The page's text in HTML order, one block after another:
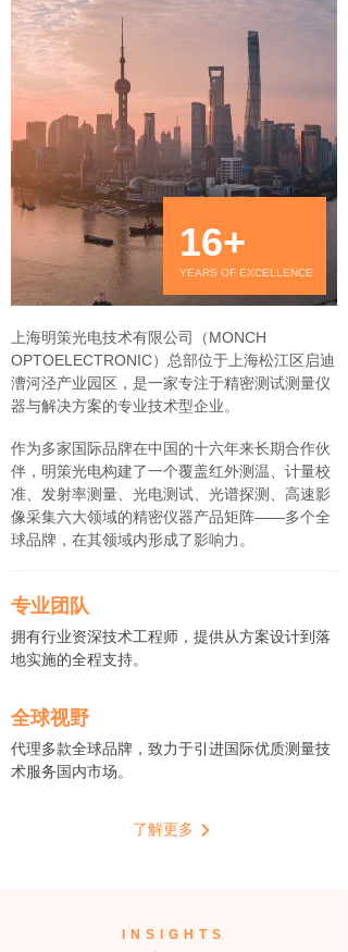
上海明策光电技术有限公司（MONCH
OPTOELECTRONIC）总部位于上海松江区启迪
漕河泾产业园区，是一家专注于精密测试测量仪
器与解决方案的专业技术型企业。
作为多家国际品牌在中国的十六年来长期合作伙
伴，明策光电构建了一个覆盖红外测温、计量校
准、发射率测量、光电测试、光谱探测、高速影
像采集六大领域的精密仪器产品矩阵——多个全
球品牌，在其领域内形成了影响力。
专业团队
拥有行业资深技术工程师，提供从方案设计到落
地实施的全程支持。
全球视野
代理多款全球品牌，致力于引进国际优质测量技
术服务国内市场。
了解更多
16+
YEARS OF EXCELLENCE
INSIGHTS